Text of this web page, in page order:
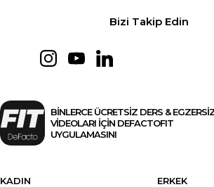
Bizi Takip Edin
BİNLERCE ÜCRETSİZ DERS &
VİDEOLARI İÇİN DEFACTOFIT
UYGULAMASINI
KADIN
ERKEK